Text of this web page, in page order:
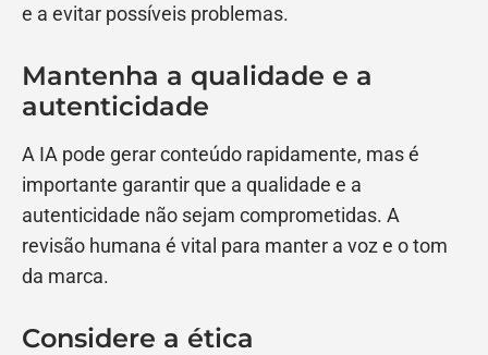
e a evitar possíveis problemas.
Mantenha a qualidade e a
autenticidade
A IA pode gerar conteúdo rapidamente, mas é
importante garantir que a qualidade e a
autenticidade não sejam comprometidas. A
revisão humana é vital para manter a voz e o tom
da marca.
Considere a ética